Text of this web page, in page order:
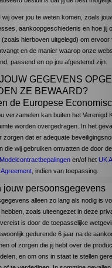
over jou te weten komen, zoals
aankoopgeschiedenis en hoe jij
hierboven uitgelegd) om ervoor
en de manier waarop onze
passend en op jou afgestemd zijn.
GEGEVENS
ZE BEWAARD?
de Europese
verzamelen kan buiten het Verenigd
worden overgedragen. In het
zorgen dat er adequate
die wij gebruiken omvatten de door
Modelcontractbepalingen en/of het UK
, indien van toepassing.
jouw persoonsgegevens
alleen zo lang als nodig is
zoals uiteengezet in deze
is door de toepasselijke
gedurende 6 jaar na de
of zorgen die jij hebt over de
en om ons in staat te stellen